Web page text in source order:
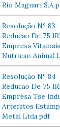
Rio Maguari
Resolução Nº 83
Reducao De 75
Empresa Vitamais
Nutricao Animal
Resolução Nº 84
Reducao De 75
Empresa Tse
Artefatos
Metal Ltda.pdf